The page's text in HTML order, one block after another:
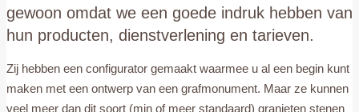
gewoon omdat we een goede indruk hebben van
hun producten, dienstverlening en tarieven.
Zij hebben een configurator gemaakt waarmee u al een begin kunt
maken met een ontwerp van een grafmonument. Maar ze kunnen
veel meer dan dit soort (min of meer standaard) granieten stenen